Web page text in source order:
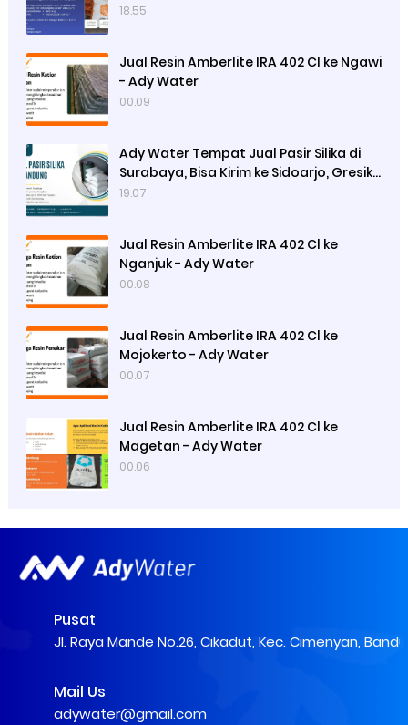
18.55
Jual Resin Amberlite IRA 402 Cl ke Ngawi
- Ady Water
00.09
Ady Water Tempat Jual Pasir Silika di
Surabaya, Bisa Kirim ke Sidoarjo, Gresik,
Semarang
19.07
Jual Resin Amberlite IRA 402 Cl ke
Nganjuk - Ady Water
00.08
Jual Resin Amberlite IRA 402 Cl ke
Mojokerto - Ady Water
00.07
Jual Resin Amberlite IRA 402 Cl ke
Magetan - Ady Water
00.06
Pusat
Jl. Raya Mande No.26, Cikadut, Kec. Cimenyan,
Mail Us
adywater@gmail.com